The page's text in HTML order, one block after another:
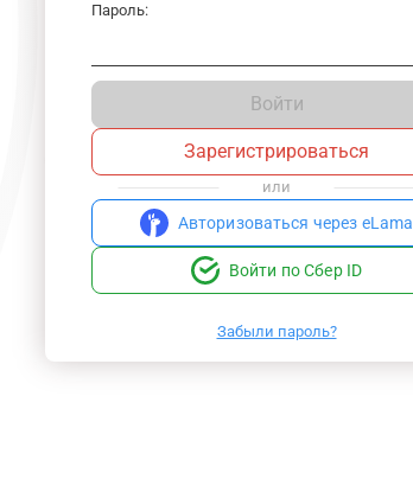
Пароль:
Войти
Зарегистрироваться
или
Авторизоваться через eLama
Войти по Сбер ID
Забыли пароль?